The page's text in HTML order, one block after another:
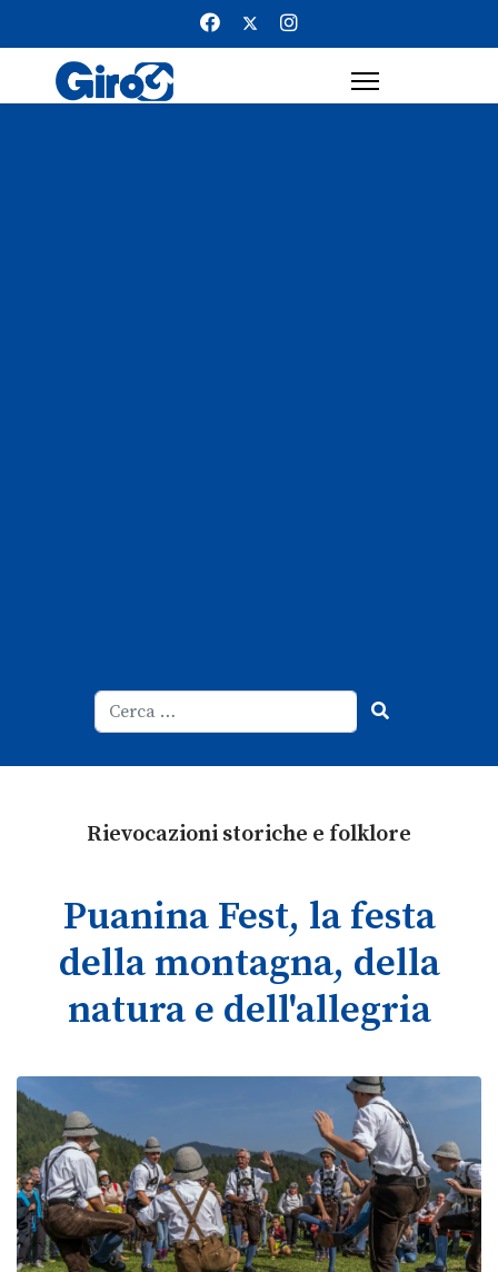
Rievocazioni storiche e folklore
Puanina Fest, la festa
della montagna, della
natura e dell'allegria